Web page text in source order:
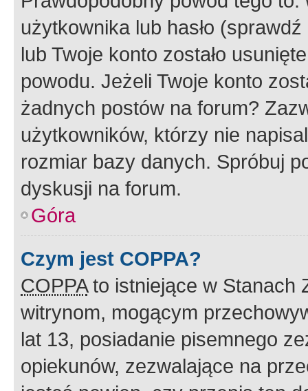
użytkownika lub hasło
lub Twoje konto zostało
powodu. Jeżeli Twoje konto
żadnych postów na forum?
użytkowników, którzy nie
rozmiar bazy danych. Spróbuj
dyskusji na forum.
Góra
Czym jest COPPA?
COPPAto istniejące w Stanach
witrynom, mogącym
lat 13, posiadanie pisemnego
opiekunów, zezwalające na